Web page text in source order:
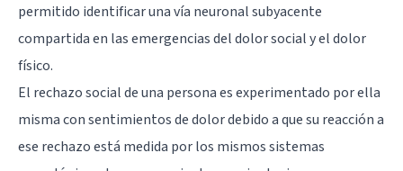
permitido identificar una vía neuronal subyacente
compartida en las emergencias del dolor social y el dolor
físico.
El rechazo social de una persona es experimentado por ella
misma con sentimientos de dolor debido a que su reacción a
ese rechazo está medida por los mismos sistemas